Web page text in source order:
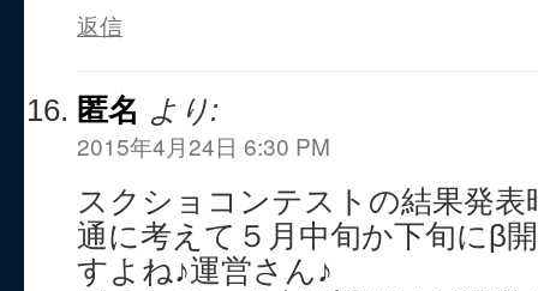
返信
匿名 より:
2015年4月24日 6:30 PM
スクショコンテストの結果発
通に考えて５月中旬か下旬にβ
すよね♪運営さん♪